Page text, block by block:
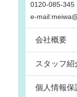
0120-085-345
e-
会社概要
スタッフ紹
個人情報保